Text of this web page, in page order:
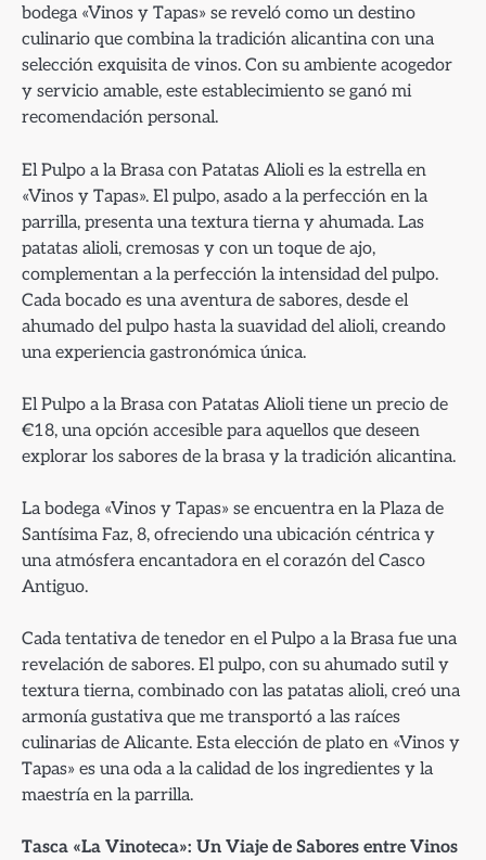
bodega «Vinos y Tapas» se reveló como un destino
culinario que combina la tradición alicantina con una
selección exquisita de vinos. Con su ambiente acogedor
y servicio amable, este establecimiento se ganó mi
recomendación personal.
El Pulpo a la Brasa con Patatas Alioli es la estrella en
«Vinos y Tapas». El pulpo, asado a la perfección en la
parrilla, presenta una textura tierna y ahumada. Las
patatas alioli, cremosas y con un toque de ajo,
complementan a la perfección la intensidad del pulpo.
Cada bocado es una aventura de sabores, desde el
ahumado del pulpo hasta la suavidad del alioli, creando
una experiencia gastronómica única.
El Pulpo a la Brasa con Patatas Alioli tiene un precio de
€18, una opción accesible para aquellos que deseen
explorar los sabores de la brasa y la tradición alicantina.
La bodega «Vinos y Tapas» se encuentra en la Plaza de
Santísima Faz, 8, ofreciendo una ubicación céntrica y
una atmósfera encantadora en el corazón del Casco
Antiguo.
Cada tentativa de tenedor en el Pulpo a la Brasa fue una
revelación de sabores. El pulpo, con su ahumado sutil y
textura tierna, combinado con las patatas alioli, creó una
armonía gustativa que me transportó a las raíces
culinarias de Alicante. Esta elección de plato en «Vinos y
Tapas» es una oda a la calidad de los ingredientes y la
maestría en la parrilla.
Tasca «La Vinoteca»: Un Viaje de Sabores entre Vinos